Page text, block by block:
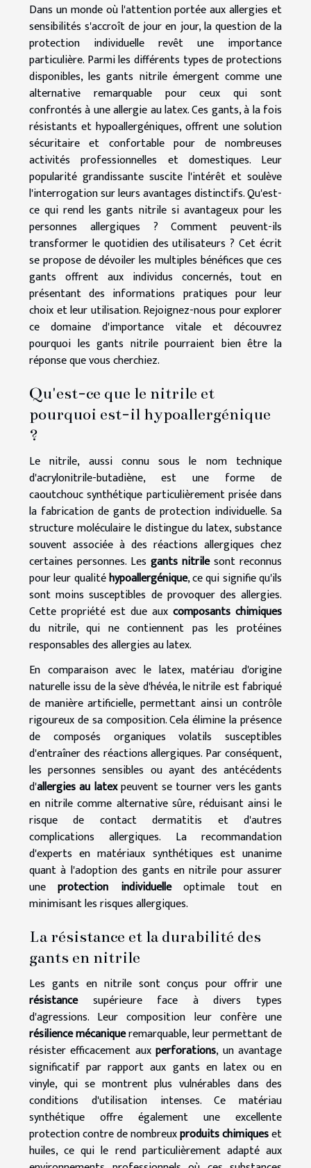
Dans un monde où l'attention portée aux allergies et
sensibilités s'accroît de jour en jour, la question de la
protection individuelle revêt une importance
particulière. Parmi les différents types de protections
disponibles, les gants nitrile émergent comme une
alternative remarquable pour ceux qui sont
confrontés à une allergie au latex. Ces gants, à la fois
résistants et hypoallergéniques, offrent une solution
sécuritaire et confortable pour de nombreuses
activités professionnelles et domestiques. Leur
popularité grandissante suscite l'intérêt et soulève
l'interrogation sur leurs avantages distinctifs. Qu'est-
ce qui rend les gants nitrile si avantageux pour les
personnes allergiques ? Comment peuvent-ils
transformer le quotidien des utilisateurs ? Cet écrit
se propose de dévoiler les multiples bénéfices que ces
gants offrent aux individus concernés, tout en
présentant des informations pratiques pour leur
choix et leur utilisation. Rejoignez-nous pour explorer
ce domaine d'importance vitale et découvrez
pourquoi les gants nitrile pourraient bien être la
réponse que vous cherchiez.
Qu'est-ce que le nitrile et
pourquoi est-il hypoallergénique
?
Le nitrile, aussi connu sous le nom technique
d'acrylonitrile-butadiène, est une forme de
caoutchouc synthétique particulièrement prisée dans
la fabrication de gants de protection individuelle. Sa
structure moléculaire le distingue du latex, substance
souvent associée à des réactions allergiques chez
certaines personnes. Les gants nitrilesont reconnus
pour leur qualitéhypoallergénique, ce qui signifie qu'ils
sont moins susceptibles de provoquer des allergies.
Cette propriété est due aux composants chimiques
du nitrile, qui ne contiennent pas les protéines
responsables des allergies au latex.
En comparaison avec le latex, matériau d'origine
naturelle issu de la sève d'hévéa, le nitrile est fabriqué
de manière artificielle, permettant ainsi un contrôle
rigoureux de sa composition. Cela élimine la présence
de composés organiques volatils susceptibles
d'entraîner des réactions allergiques. Par conséquent,
les personnes sensibles ou ayant des antécédents
d'allergies au latexpeuvent se tourner vers les gants
en nitrile comme alternative sûre, réduisant ainsi le
risque de contact dermatitis et d'autres
complications allergiques. La recommandation
d'experts en matériaux synthétiques est unanime
quant à l'adoption des gants en nitrile pour assurer
uneprotection individuelleoptimale tout en
minimisant les risques allergiques.
La résistance et la durabilité des
gants en nitrile
Les gants en nitrile sont conçus pour offrir une
résistancesupérieure face à divers types
d'agressions. Leur composition leur confère une
résilience mécaniqueremarquable, leur permettant de
résister efficacement auxperforations, un avantage
significatif par rapport aux gants en latex ou en
vinyle, qui se montrent plus vulnérables dans des
conditions d'utilisation intenses. Ce matériau
synthétique offre également une excellente
protection contre de nombreuxproduits chimiqueset
huiles, ce qui le rend particulièrement adapté aux